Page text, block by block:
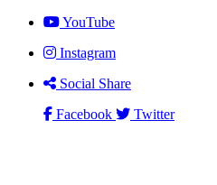
YouTube
Instagram
Social Share
Facebook
Twitter